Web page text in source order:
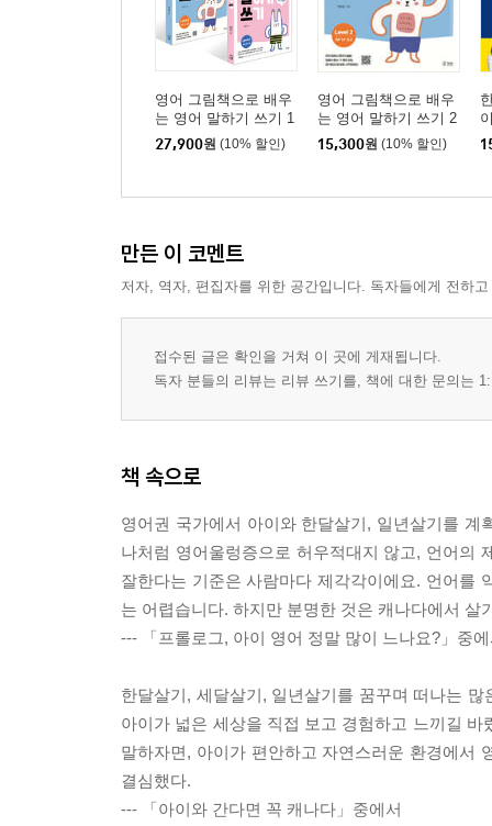
영어 그림책으로 배우
는 영어 말하기 쓰기 1
단계 +2단계 세트
27,900원 (10% 할인)
영어 그림책으로 배우
는 영어 말하기 쓰기 2
단계
15,300원 (10% 할인)
만든 이 코멘트
저자, 역자, 편집자를 위한 공간입니다. 독자들에게 전하
접수된 글은 확인을 거쳐 이 곳에 게재됩니다.
독자 분들의 리뷰는 리뷰 쓰기를, 책에 대한 문의는
책 속으로
영어권 국가에서 아이와 한달살기, 일년살기를
나처럼 영어울렁증으로 허우적대지 않고, 언어의
잘한다는 기준은 사람마다 제각각이에요. 언어를
는 어렵습니다. 하지만 분명한 것은 캐나다에서
--- 「프롤로그, 아이 영어 정말 많이 느나요?」중
한달살기, 세달살기, 일년살기를 꿈꾸며 떠나는
아이가 넓은 세상을 직접 보고 경험하고 느끼길
말하자면, 아이가 편안하고 자연스러운 환경에서
결심했다.
--- 「아이와 간다면 꼭 캐나다」중에서